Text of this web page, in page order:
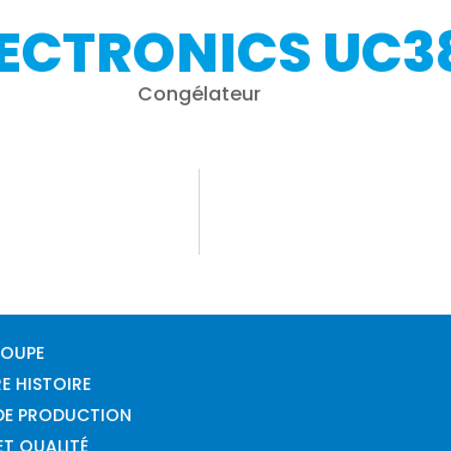
Congélateur
HISTOIRE
PRODUCTION
QUALITÉ